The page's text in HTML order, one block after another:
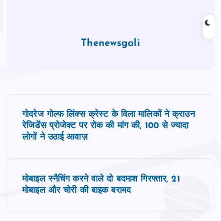
Thenewsgali
गोदरेज गोल्फ लिंक्स क्रेस्ट के विला मालिकों ने क्राउन
रेजिडेंस प्रोजेक्ट पर रोक की मांग की, 100 से ज्यादा
लोगों ने उठाई आवाज़
मोबाइल स्नैचिंग करने वाले दो बदमाश गिरफ्तार, 21
मोबाइल और चोरी की बाइक बरामद